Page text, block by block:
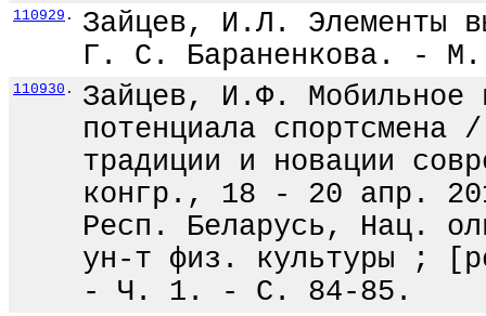
110929 .
Зайцев, И.Л. Элементы
Г. С. Бараненкова. -
110930 .
Зайцев, И.Ф. Мобильное
потенциала
традиции и новации
конгр., 18 - 20 апр.
Респ. Беларусь, Нац.
ун-т физ. культуры ;
- Ч. 1. - С. 84-85.